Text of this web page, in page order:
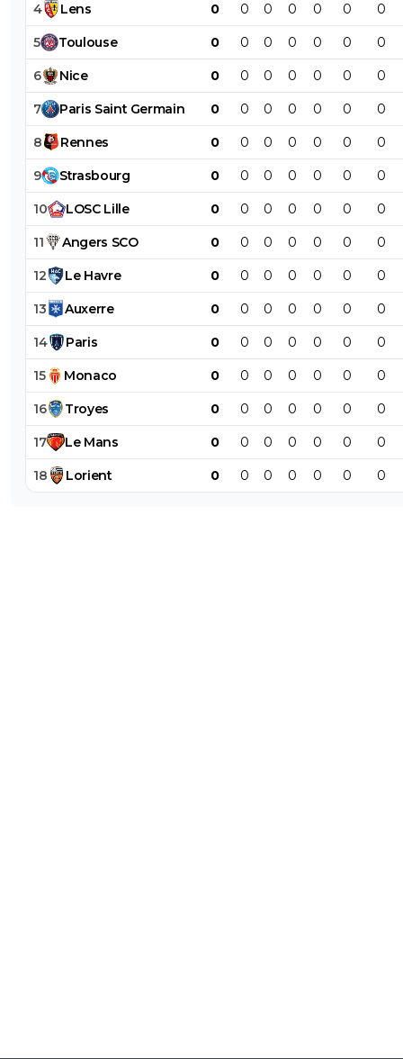
4 Lens 0 0 0 0 0 0 0
5 Toulouse 0 0 0 0 0 0 0
6 Nice 0 0 0 0 0 0 0
7 Paris Saint Germain 0 0 0 0 0 0 0
8 Rennes 0 0 0 0 0 0 0
9 Strasbourg 0 0 0 0 0 0 0
10 LOSC Lille 0 0 0 0 0 0 0
11 Angers SCO 0 0 0 0 0 0 0
12 Le Havre 0 0 0 0 0 0 0
13 Auxerre 0 0 0 0 0 0 0
14 Paris 0 0 0 0 0 0 0
15 Monaco 0 0 0 0 0 0 0
16 Troyes 0 0 0 0 0 0 0
17 Le Mans 0 0 0 0 0 0 0
18 Lorient 0 0 0 0 0 0 0